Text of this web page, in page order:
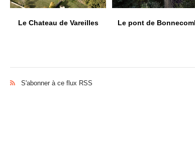
Le Chateau de Vareilles Le pont de
S'abonner à ce flux RSS